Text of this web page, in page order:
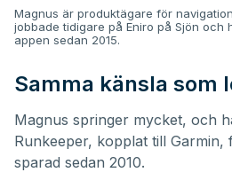
Magnus är produktägare för
jobbade tidigare på Eniro på Sjön och
appen sedan 2015.
Samma känsla som
Magnus springer mycket, och
Runkeeper, kopplat till Garmin,
sparad sedan 2010.